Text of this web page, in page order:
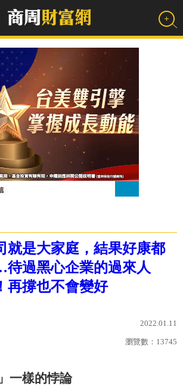
就是大家庭，結果好康都
過黑心企業的過來人
再撐也不會變好
2022.01.11
瀏覽數： 13745
一樣的悖論